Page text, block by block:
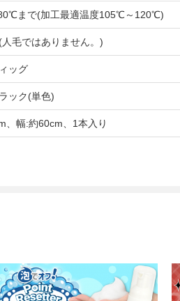
まで(加工最適温度105℃～120℃)
毛ではありません。)
ッグ
ック(単色)
、幅:約60cm、1本入り